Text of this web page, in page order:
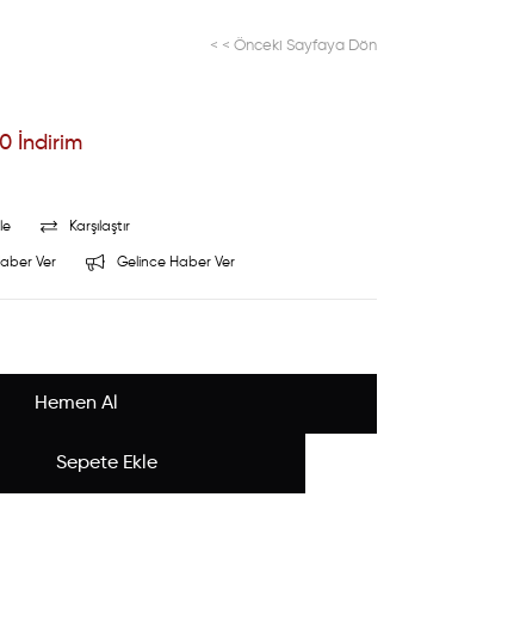
< < Önceki Sayfaya Dön
İndirim
Karşılaştır
Ver Gelince Haber Ver